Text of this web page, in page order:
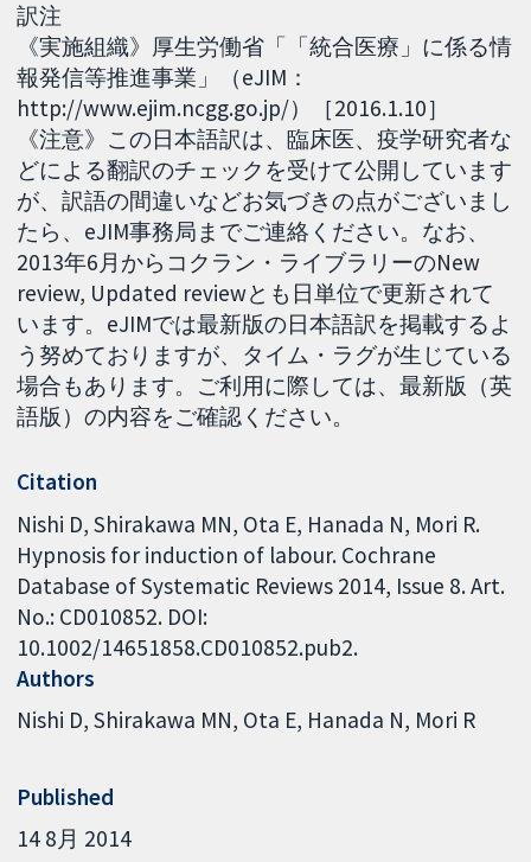
訳注
《実施組織》厚生労働省「「統合医療」に係る情
報発信等推進事業」（eJIM：
http://www.ejim.ncgg.go.jp/）［2016.1.10］
《注意》この日本語訳は、臨床医、疫学研究者な
どによる翻訳のチェックを受けて公開しています
が、訳語の間違いなどお気づきの点がございまし
たら、eJIM事務局までご連絡ください。なお、
2013年6月からコクラン・ライブラリーのNew
review, Updated reviewとも日単位で更新されて
います。eJIMでは最新版の日本語訳を掲載するよ
う努めておりますが、タイム・ラグが生じている
場合もあります。ご利用に際しては、最新版（英
語版）の内容をご確認ください。
Citation
Nishi D, Shirakawa MN, Ota E, Hanada N, Mori R.
Hypnosis for induction of labour. Cochrane
Database of Systematic Reviews 2014, Issue 8. Art.
No.: CD010852. DOI:
10.1002/14651858.CD010852.pub2.
Authors
Nishi D Shirakawa MN Ota E Hanada N Mori R
Published
14 8月 2014